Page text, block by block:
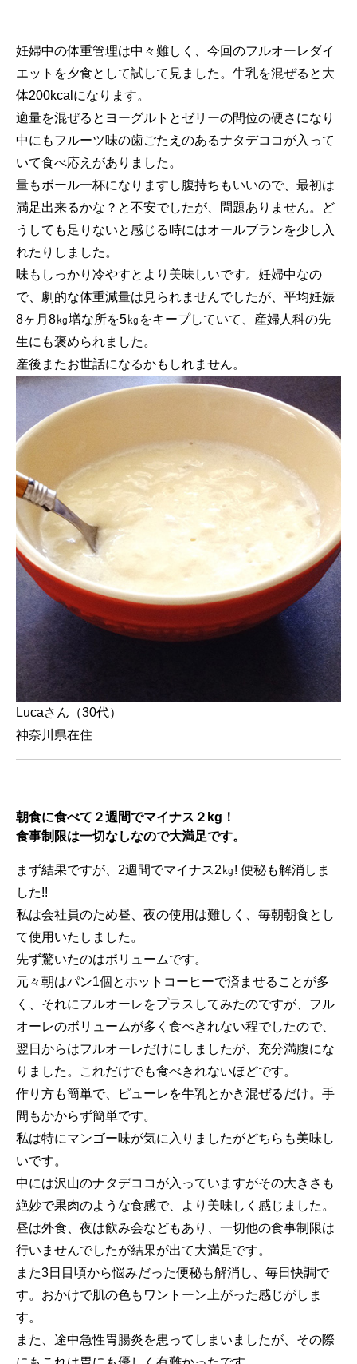
妊婦中の体重管理は中々難しく、今回のフルオーレダイ
エットを夕食として試して見ました。牛乳を混ぜると大
体200kcalになります。
適量を混ぜるとヨーグルトとゼリーの間位の硬さになり
中にもフルーツ味の歯ごたえのあるナタデココが入って
いて食べ応えがありました。
量もボール一杯になりますし腹持ちもいいので、最初は
満足出来るかな？と不安でしたが、問題ありません。ど
うしても足りないと感じる時にはオールブランを少し入
れたりしました。
味もしっかり冷やすとより美味しいです。妊婦中なの
で、劇的な体重減量は見られませんでしたが、平均妊娠
8ヶ月8㎏増な所を5㎏をキープしていて、産婦人科の先
生にも褒められました。
産後またお世話になるかもしれません。
Lucaさん（30代）
神奈川県在住
朝食に食べて２週間でマイナス２kg！
食事制限は一切なしなので大満足です。
まず結果ですが、2週間でマイナス2㎏! 便秘も解消しま
した!!
私は会社員のため昼、夜の使用は難しく、毎朝朝食とし
て使用いたしました。
先ず驚いたのはボリュームです。
元々朝はパン1個とホットコーヒーで済ませることが多
く、それにフルオーレをプラスしてみたのですが、フル
オーレのボリュームが多く食べきれない程でしたので、
翌日からはフルオーレだけにしましたが、充分満腹にな
りました。これだけでも食べきれないほどです。
作り方も簡単で、ピューレを牛乳とかき混ぜるだけ。手
間もかからず簡単です。
私は特にマンゴー味が気に入りましたがどちらも美味し
いです。
中には沢山のナタデココが入っていますがその大きさも
絶妙で果肉のような食感で、より美味しく感じました。
昼は外食、夜は飲み会などもあり、一切他の食事制限は
行いませんでしたが結果が出て大満足です。
また3日目頃から悩みだった便秘も解消し、毎日快調で
す。おかけで肌の色もワントーン上がった感じがしま
す。
また、途中急性胃腸炎を患ってしまいましたが、その際